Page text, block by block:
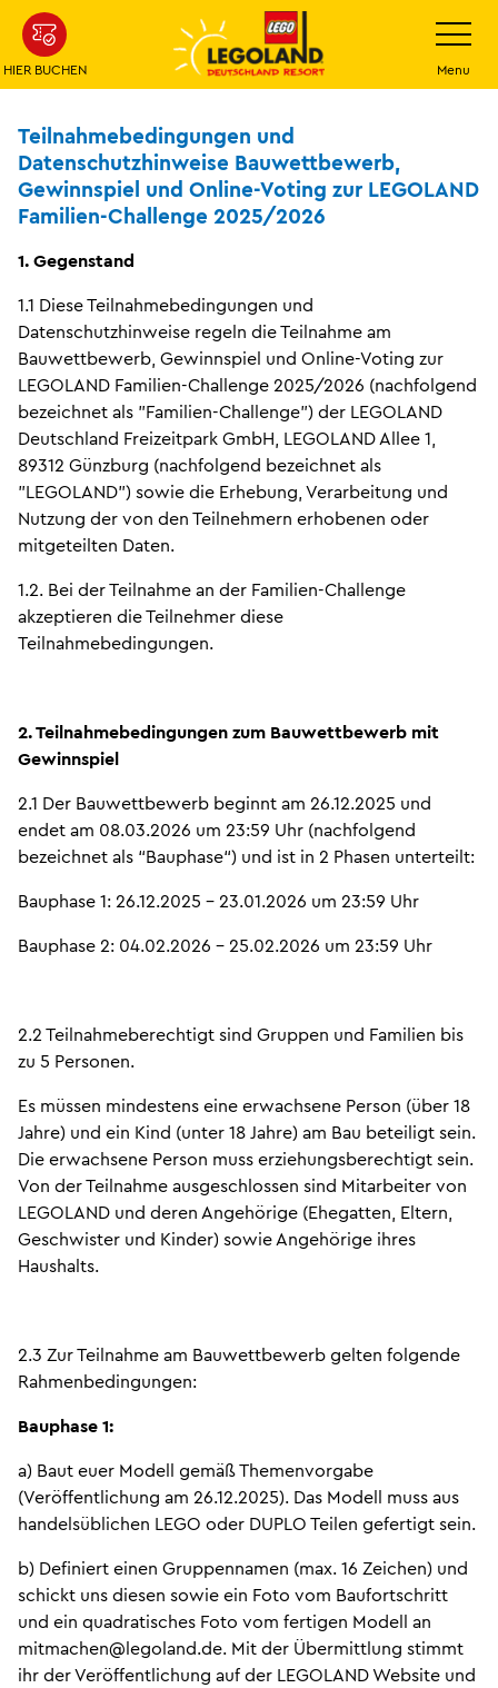
Weiter
zum
Hauptinhalt
HIER BUCHEN Menu
Teilnahmebedingungen und
Datenschutzhinweise Bauwettbewerb,
Gewinnspiel und Online-Voting zur LEGOLAND
Familien-Challenge 2025/2026
1. Gegenstand
1.1 Diese Teilnahmebedingungen und
Datenschutzhinweise regeln die Teilnahme am
Bauwettbewerb, Gewinnspiel und Online-Voting zur
LEGOLAND Familien-Challenge 2025/2026 (nachfolgend
bezeichnet als "Familien-Challenge") der LEGOLAND
Deutschland Freizeitpark GmbH, LEGOLAND Allee 1,
89312 Günzburg (nachfolgend bezeichnet als
"LEGOLAND") sowie die Erhebung, Verarbeitung und
Nutzung der von den Teilnehmern erhobenen oder
mitgeteilten Daten.
1.2. Bei der Teilnahme an der Familien-Challenge
akzeptieren die Teilnehmer diese
Teilnahmebedingungen.
2. Teilnahmebedingungen zum Bauwettbewerb mit
Gewinnspiel
2.1 Der Bauwettbewerb beginnt am 26.12.2025 und
endet am 08.03.2026 um 23:59 Uhr (nachfolgend
bezeichnet als “Bauphase“) und ist in 2 Phasen unterteilt:
Bauphase 1: 26.12.2025 – 23.01.2026 um 23:59 Uhr
Bauphase 2: 04.02.2026 – 25.02.2026 um 23:59 Uhr
2.2 Teilnahmeberechtigt sind Gruppen und Familien bis
zu 5 Personen.
Es müssen mindestens eine erwachsene Person (über 18
Jahre) und ein Kind (unter 18 Jahre) am Bau beteiligt sein.
Die erwachsene Person muss erziehungsberechtigt sein.
Von der Teilnahme ausgeschlossen sind Mitarbeiter von
LEGOLAND und deren Angehörige (Ehegatten, Eltern,
Geschwister und Kinder) sowie Angehörige ihres
Haushalts.
2.3 Zur Teilnahme am Bauwettbewerb gelten folgende
Rahmenbedingungen:
Bauphase 1:
a) Baut euer Modell gemäß Themenvorgabe
(Veröffentlichung am 26.12.2025). Das Modell muss aus
handelsüblichen LEGO oder DUPLO Teilen gefertigt sein.
b) Definiert einen Gruppennamen (max. 16 Zeichen) und
schickt uns diesen sowie ein Foto vom Baufortschritt
und ein quadratisches Foto vom fertigen Modell an
mitmachen@legoland.de. Mit der Übermittlung stimmt
ihr der Veröffentlichung auf der LEGOLAND Website und